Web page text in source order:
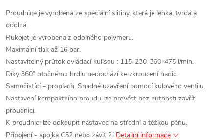
Proudnice je vyrobena ze speciální slitiny, která je lehká, tvrdá a
odolná.
Rukojet je vyrobena z odolného polymeru.
Maximální tlak až 16 bar.
Nastavitelný průtok ovládací kulisou : 115-230-360-475 l/min.
Díky 360° otočnému hrdlu nedochází ke zkroucení hadic.
Samočistící – proplach. Snadné uzavření pomocí kulového ventilu.
Nastavení kompaktního proudu lze provést bez nutnosti zavřít
proudnici.
K proudnici lze dokoupit nástavec na střední a těžkou pěnu.
Připojení - spojka C52 nebo závit 2´ Detailní informace